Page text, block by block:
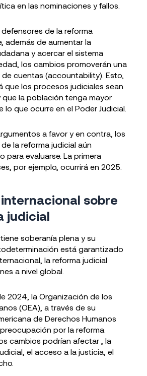
en las nominaciones y fallos.
de la reforma
además de aumentar la
y acercar el sistema
los cambios promoverán una
cuentas (accountability). Esto,
que los procesos judiciales sean
que la población tenga mayor
que ocurre en el Poder Judicial.
a favor y en contra, los
la reforma judicial aún
para evaluarse. La primera
por ejemplo, ocurrirá en 2025.
sobre
judicial
soberanía plena y su
está garantizado
la reforma judicial
a nivel global.
2024, la Organización de los
(OEA), a través de su
de Derechos Humanos
por la reforma.
cambios podrían afectar , la
el acceso a la justicia, el